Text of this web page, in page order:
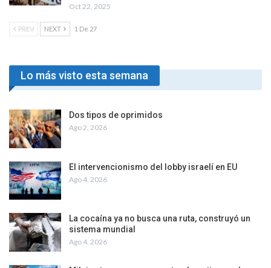
Oct 22, 2025
PREV NEXT 1 De 27
Lo más visto esta semana
Dos tipos de oprimidos
Ago 2, 2026
El intervencionismo del lobby israelí en EU
Ago 4, 2026
La cocaína ya no busca una ruta, construyó un
sistema mundial
Ago 4, 2026